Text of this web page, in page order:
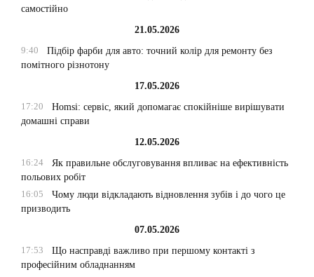
самостійно
21.05.2026
9:40
Підбір фарби для авто: точний колір для ремонту без
помітного різнотону
17.05.2026
17:20
Homsi: сервіс, який допомагає спокійніше вирішувати
домашні справи
12.05.2026
16:24
Як правильне обслуговування впливає на ефективність
польових робіт
16:05
Чому люди відкладають відновлення зубів і до чого це
призводить
07.05.2026
17:53
Що насправді важливо при першому контакті з
професійним обладнанням